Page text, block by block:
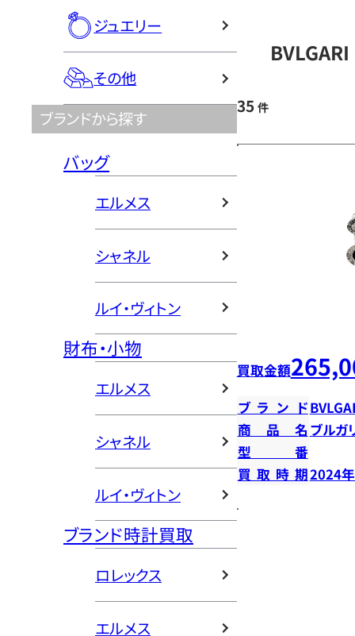
ジュエリー
その他
ブランドから探す
バッグ
エルメス
シャネル
ルイ・ヴィトン
財布・小物
エルメス
シャネル
ルイ・ヴィトン
ブランド時計買取
ロレックス
エルメス
35 件
買取金額
ブランド
商品名 ブルガ
型番
買取時期2024